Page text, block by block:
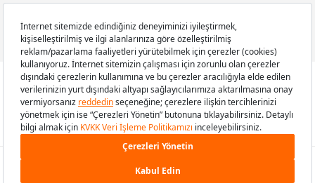
Copyright © 2008-2026 Evidea.com | Tüm hakları saklıdır.